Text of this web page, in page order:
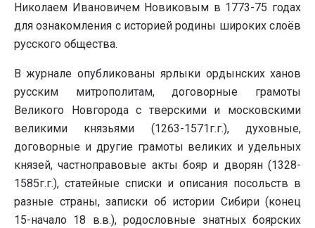
Николаем Ивановичем Новиковым в 1773-75 годах
для ознакомления с историей родины широких слоёв
русского общества.
В журнале опубликованы ярлыки ордынских ханов
русским митрополитам, договорные грамоты
Великого Новгорода с тверскими и московскими
великими князьями (1263-1571г.г.), духовные,
договорные и другие грамоты великих и удельных
князей, частноправовые акты бояр и дворян (1328-
1585г.г.), статейные списки и описания посольств в
разные страны, записки об истории Сибири (конец
15-начало 18 в.в.), родословные знатных боярских